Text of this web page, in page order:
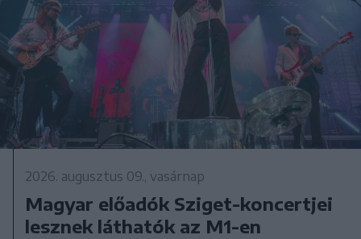
2026. augusztus 09., vasárnap
Magyar előadók Sziget-koncertjei
lesznek láthatók az M1-en